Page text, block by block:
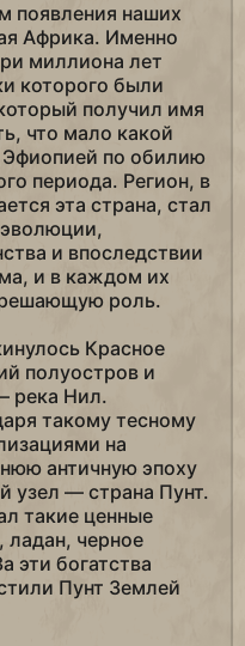
появления наших
Африка. Именно
миллиона лет
которого были
получил имя
что мало какой
Эфиопией по обилию
периода. Регион, в
эта страна, стал
и впоследствии
и в каждом их
решающую роль.
Красное
полуостров и
река Нил.
такому тесному
на
античную эпоху
узел — страна Пунт.
такие ценные
ладан, черное
эти богатства
Пунт Землей